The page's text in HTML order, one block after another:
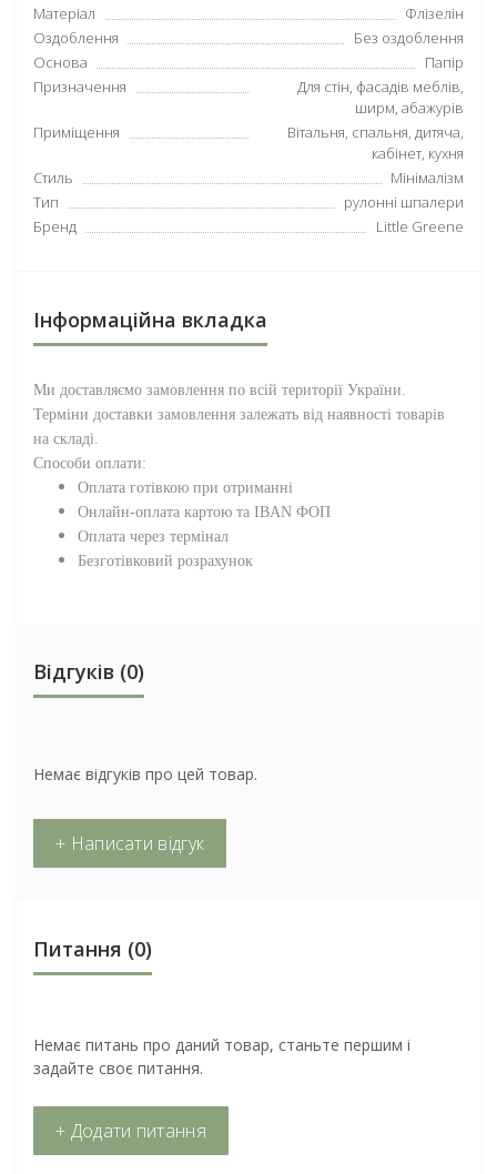
Матеріал
Флізелін
Оздоблення
Без оздоблення
Основа
Папір
Призначення
Для стін, фасадів меблів,
ширм, абажурів
Приміщення
Вітальня, спальня, дитяча,
кабінет, кухня
Стиль
Мінімалізм
Тип
рулонні шпалери
Бренд
Little Greene
Інформаційна вкладка
Ми доставляємо замовлення по всій території України.
Терміни доставки замовлення залежать від наявності товарів
на складі.
Способи оплати:
Оплата готівкою при отриманні
Онлайн-оплата картою та IBAN ФОП
Оплата через термінал
Безготівковий розрахунок
Відгуків (0)
Немає відгуків про цей товар.
+ Написати відгук
Питання (0)
Немає питань про даний товар, станьте першим і
задайте своє питання.
+ Додати питання